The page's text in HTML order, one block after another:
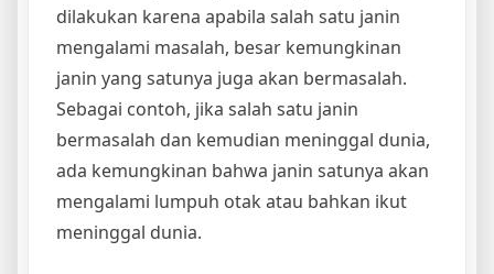
dilakukan karena apabila salah satu janin
mengalami masalah, besar kemungkinan
janin yang satunya juga akan bermasalah.
Sebagai contoh, jika salah satu janin
bermasalah dan kemudian meninggal dunia,
ada kemungkinan bahwa janin satunya akan
mengalami lumpuh otak atau bahkan ikut
meninggal dunia.